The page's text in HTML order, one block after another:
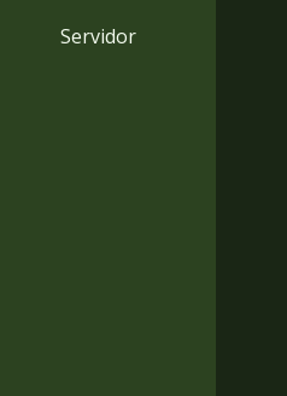
Servidor